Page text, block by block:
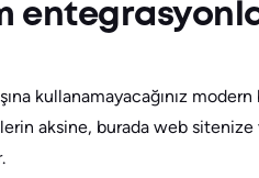
kullanamayacağınız
aksine, burada web